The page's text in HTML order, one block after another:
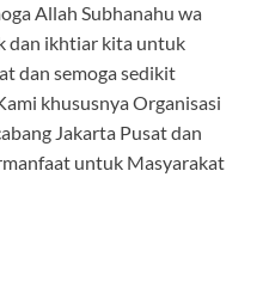
Allah Subhanahu wa
dan ikhtiar kita untuk
dan semoga sedikit
khususnya Organisasi
Jakarta Pusat dan
untuk Masyarakat